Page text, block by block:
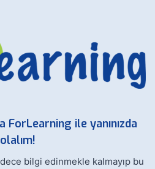
ForLearning ile yanınızda
olalım!
bilgi edinmekle kalmayıp bu